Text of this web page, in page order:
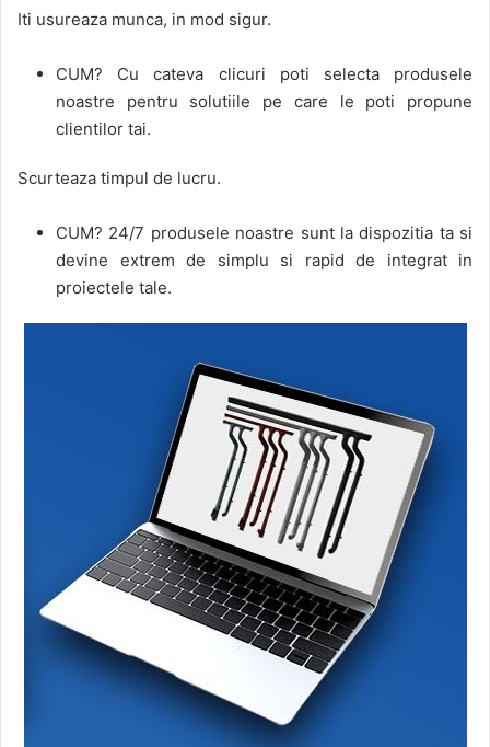
Iti usureaza munca, in mod sigur.
CUM? Cu cateva clicuri poti selecta produsele
noastre pentru solutiile pe care le poti propune
clientilor tai.
Scurteaza timpul de lucru.
CUM? 24/7 produsele noastre sunt la dispozitia ta si
devine extrem de simplu si rapid de integrat in
proiectele tale.